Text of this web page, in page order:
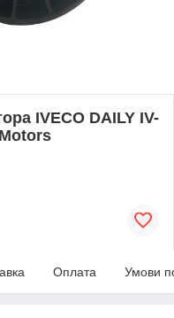
IVECO DAILY IV-
Оплата Умови